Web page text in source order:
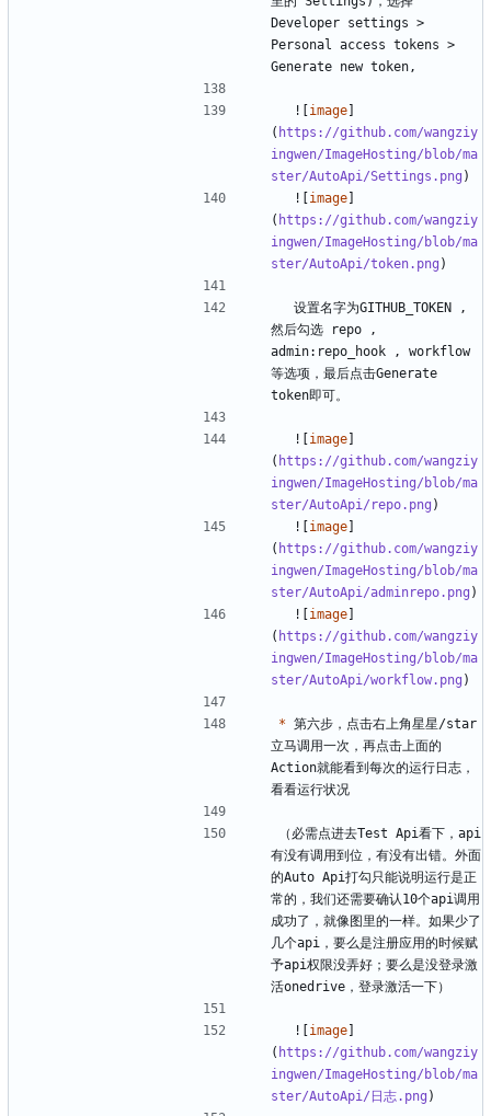
Developer settings >
Personal access tokens >
  ![
image]
( https://github.com/wangziy
ingwen/ImageHosting/blob/ma
ster/AutoApi/Settings.png
  ![
image]
( https://github.com/wangziy
ingwen/ImageHosting/blob/ma
ster/AutoApi/token.png
然后勾选 repo ,
admin:repo_hook , workflow
等选项，最后点击Generate
  ![
image]
( https://github.com/wangziy
ingwen/ImageHosting/blob/ma
ster/AutoApi/repo.png
  ![
image]
( https://github.com/wangziy
ingwen/ImageHosting/blob/ma
ster/AutoApi/adminrepo.png
  ![
image]
( https://github.com/wangziy
ingwen/ImageHosting/blob/ma
ster/AutoApi/workflow.png
* 第六步，点击右上角星星/star
立马调用一次，再点击上面的
Action就能看到每次的运行日志，
（必需点进去Test Api看下，api
有没有调用到位，有没有出错。外面
的Auto Api打勾只能说明运行是正
常的，我们还需要确认10个api调用
成功了，就像图里的一样。如果少了
几个api，要么是注册应用的时候赋
予api权限没弄好；要么是没登录激
  ![
image]
( https://github.com/wangziy
ingwen/ImageHosting/blob/ma
ster/AutoApi/日志.png